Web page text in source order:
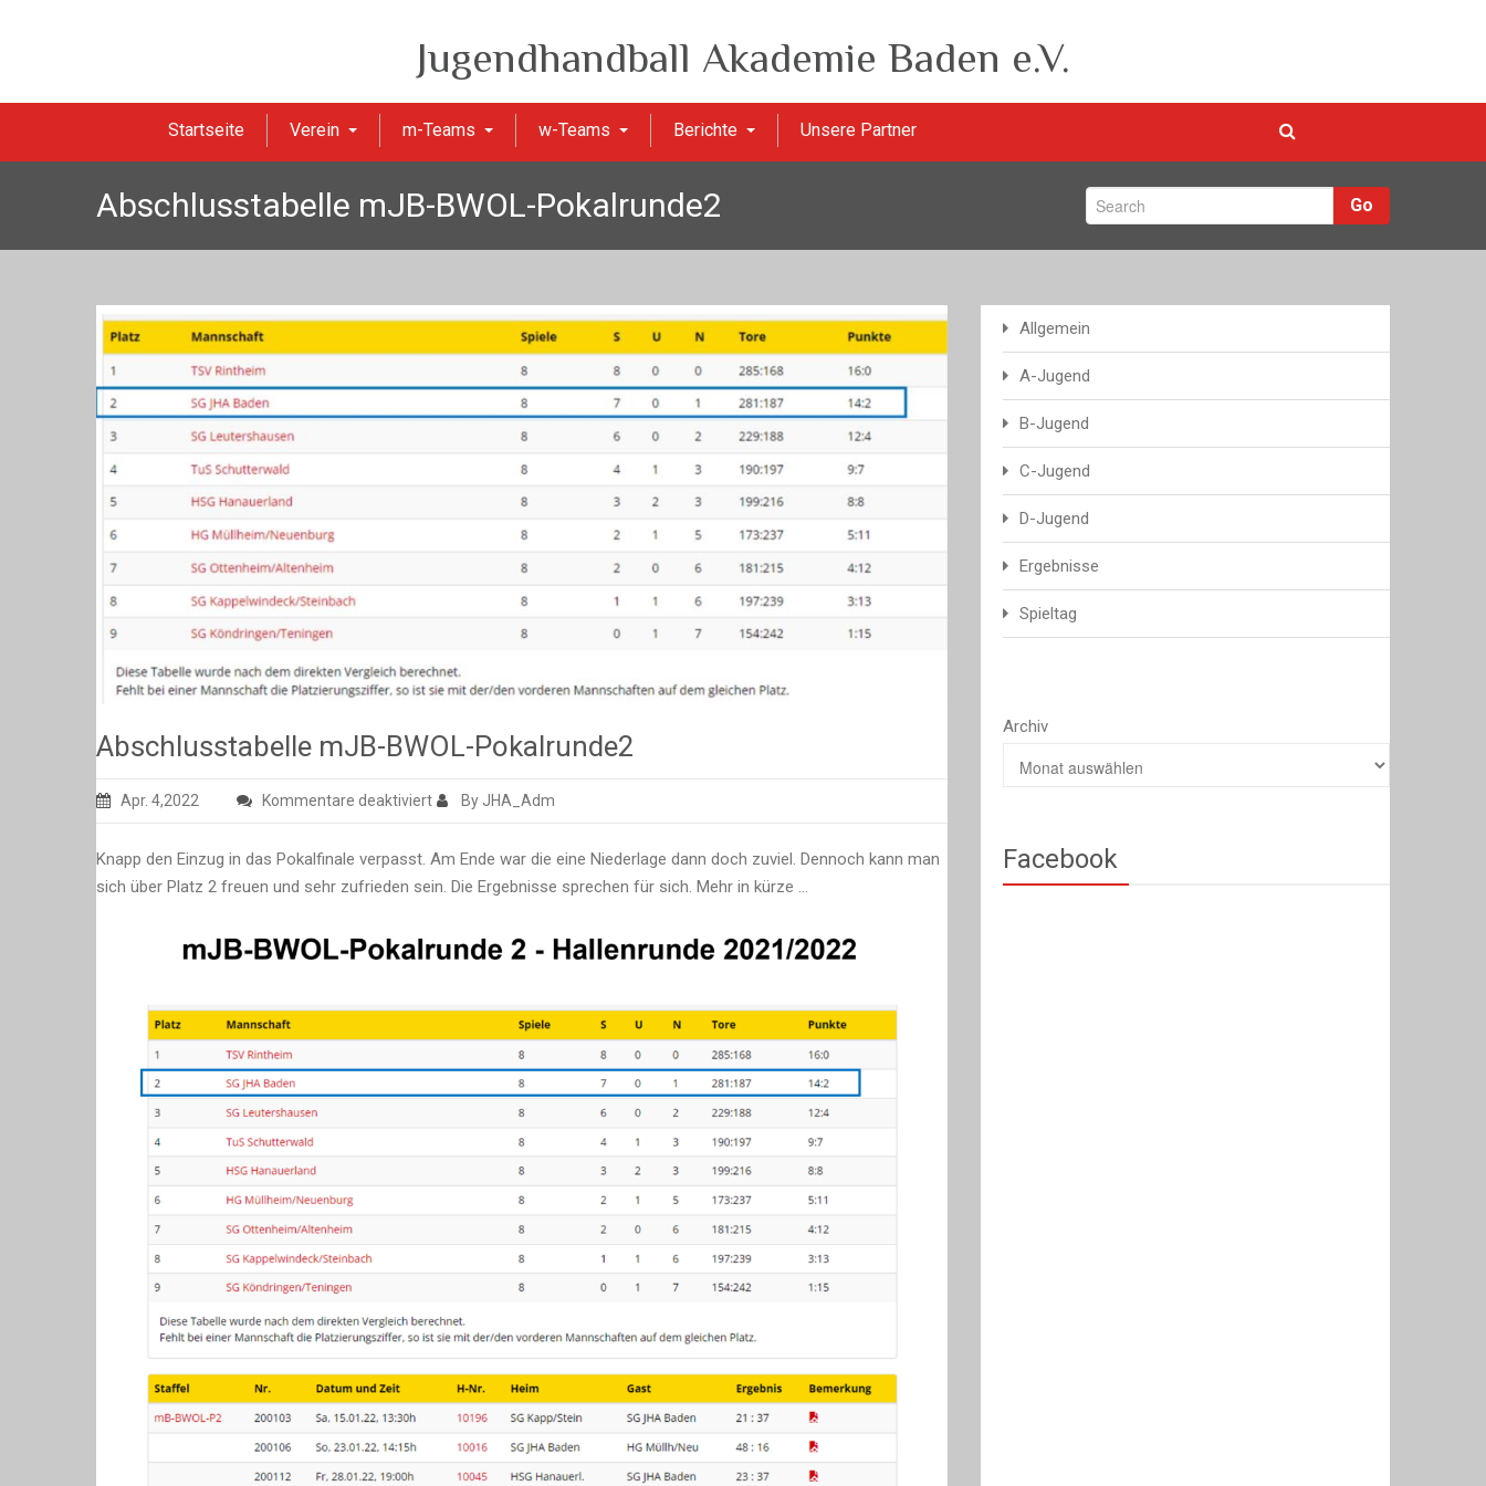
Jugendhandball Akademie Baden e.V.
Startseite Verein m-Teams w-Teams Berichte Unsere Partner
Abschlusstabelle mJB-BWOL-Pokalrunde2 Go
Abschlusstabelle mJB-BWOL-Pokalrunde2
Apr. 4,2022 Kommentare deaktiviertfür
mJB-
BWOL-
By JHA_Adm
Knapp den Einzug in das Pokalfinale verpasst. Am Ende war die eine Niederlage dann doch zuviel. Dennoch kann man
sich über Platz 2 freuen und sehr zufrieden sein. Die Ergebnisse sprechen für sich. Mehr in kürze …
Allgemein
A-Jugend
B-Jugend
C-Jugend
D-Jugend
Ergebnisse
Spieltag
Archiv
Facebook